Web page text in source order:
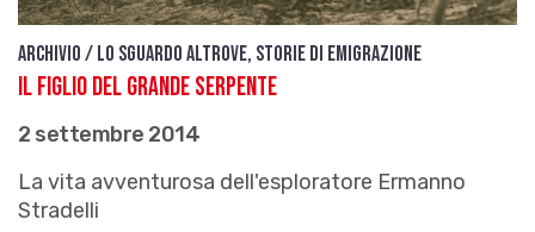
Archivio / Lo sguardo altrove, storie di emigrazione
Il figlio del grande serpente
2 settembre 2014
La vita avventurosa dell'esploratore Ermanno
Stradelli